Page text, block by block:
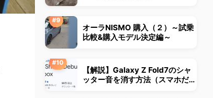
オーラNISMO 購入（２）～試乗
比較&購入モデル決定編～
【解説】Galaxy Z Fold7のシャ
ッター音を消す方法（スマホだけ